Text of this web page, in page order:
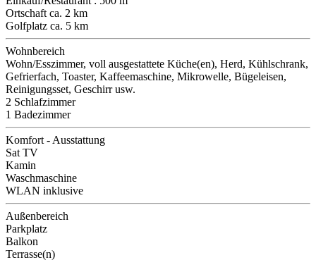
Ortschaft ca. 2 km
Golfplatz ca. 5 km
Wohnbereich
Wohn/Esszimmer, voll ausgestattete Küche(en), Herd, Kühlschrank,
Gefrierfach, Toaster, Kaffeemaschine, Mikrowelle, Bügeleisen,
Reinigungsset, Geschirr usw.
2 Schlafzimmer
1 Badezimmer
Komfort - Ausstattung
Sat TV
Kamin
Waschmaschine
WLAN inklusive
Außenbereich
Parkplatz
Balkon
Terrasse(n)